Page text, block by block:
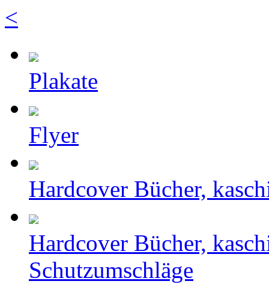
<
Plakate
Flyer
Hardcover Bücher,
Hardcover Bücher,
Schutzumschläge